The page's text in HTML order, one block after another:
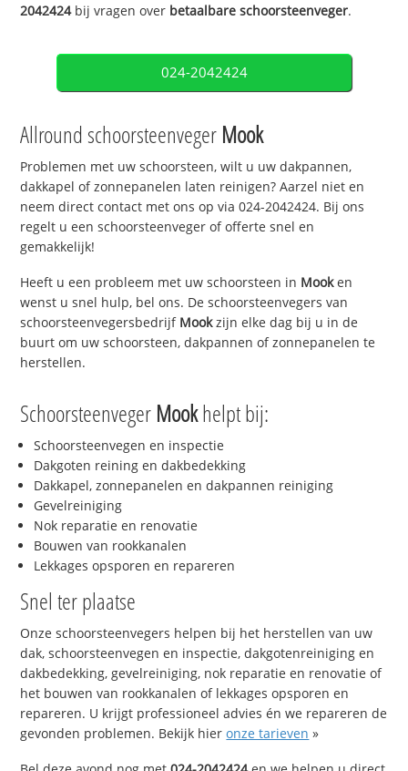
2042424bij vragen over betaalbare schoorsteenveger.
024-2042424
Allround schoorsteenveger Mook
Problemen met uw schoorsteen, wilt u uw dakpannen,
dakkapel of zonnepanelen laten reinigen? Aarzel niet en
neem direct contact met ons op via 024-2042424. Bij ons
regelt u een schoorsteenveger of offerte snel en
gemakkelijk!
Heeft u een probleem met uw schoorsteen in Mooken
wenst u snel hulp, bel ons. De schoorsteenvegers van
schoorsteenvegersbedrijf Mookzijn elke dag bij u in de
buurt om uw schoorsteen, dakpannen of zonnepanelen te
herstellen.
Schoorsteenveger Mookhelpt bij:
Schoorsteenvegen en inspectie
Dakgoten reining en dakbedekking
Dakkapel, zonnepanelen en dakpannen reiniging
Gevelreiniging
Nok reparatie en renovatie
Bouwen van rookkanalen
Lekkages opsporen en repareren
Snel ter plaatse
Onze schoorsteenvegers helpen bij het herstellen van uw
dak, schoorsteenvegen en inspectie, dakgotenreiniging en
dakbedekking, gevelreiniging, nok reparatie en renovatie of
het bouwen van rookkanalen of lekkages opsporen en
repareren. U krijgt professioneel advies én we repareren de
gevonden problemen. Bekijk hieronze tarieven »